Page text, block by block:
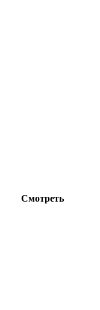
Смот­реть